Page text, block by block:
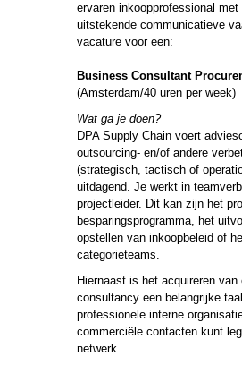
ervaren inkoopprofessional
uitstekende communicatieve
vacature voor een:
Business Consultant
(Amsterdam/40 uren per week)
Wat ga je doen?
DPA Supply Chain voert
outsourcing- en/of andere
(strategisch, tactisch of
uitdagend. Je werkt in
projectleider. Dit kan zijn het
besparingsprogramma, het
opstellen van inkoopbeleid of
categorieteams.
Hiernaast is het acquireren
consultancy een belangrijke
professionele interne
commerciële contacten kunt
netwerk.